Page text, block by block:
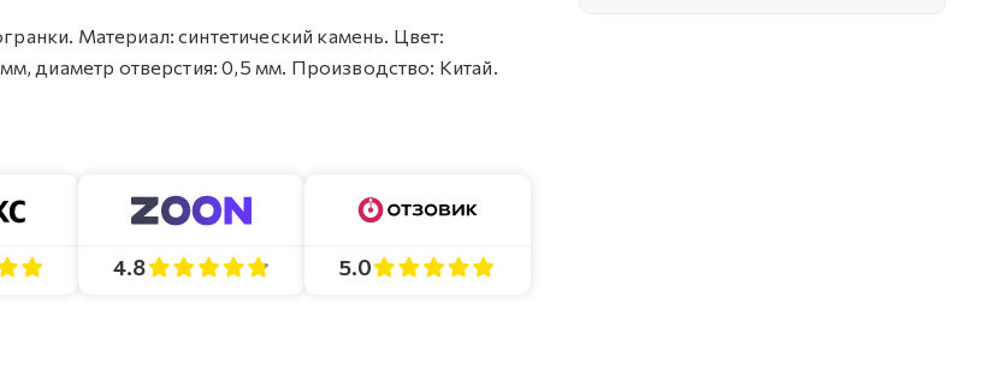
Материал: синтетический камень. Цвет:
диаметр отверстия: 0,5 мм. Производство: Китай.
4.8 5.0